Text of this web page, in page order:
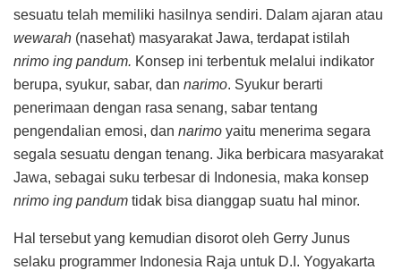
sesuatu telah memiliki hasilnya sendiri. Dalam ajaran atau
wewarah (nasehat) masyarakat Jawa, terdapat istilah
nrimo ing pandum. Konsep ini terbentuk melalui indikator
berupa, syukur, sabar, dan narimo. Syukur berarti
penerimaan dengan rasa senang, sabar tentang
pengendalian emosi, dan narimo yaitu menerima segara
segala sesuatu dengan tenang. Jika berbicara masyarakat
Jawa, sebagai suku terbesar di Indonesia, maka konsep
nrimo ing pandum tidak bisa dianggap suatu hal minor.
Hal tersebut yang kemudian disorot oleh Gerry Junus
selaku programmer Indonesia Raja untuk D.I. Yogyakarta